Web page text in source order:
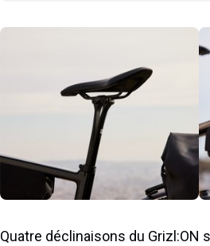
Quatre déclinaisons du Grizl:ON